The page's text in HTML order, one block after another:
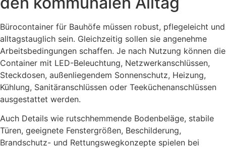
Bürocontainer für Bauhöfe müssen robust, pflegeleicht und
alltagstauglich sein. Gleichzeitig sollen sie angenehme
Arbeitsbedingungen schaffen. Je nach Nutzung können die
Container mit LED-Beleuchtung, Netzwerkanschlüssen,
Steckdosen, außenliegendem Sonnenschutz, Heizung,
Kühlung, Sanitäranschlüssen oder Teeküchenanschlüssen
ausgestattet werden.
Auch Details wie rutschhemmende Bodenbeläge, stabile
Türen, geeignete Fenstergrößen, Beschilderung,
Brandschutz- und Rettungswegkonzepte spielen bei